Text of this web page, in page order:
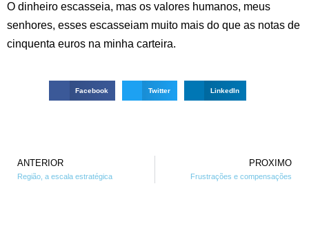
O dinheiro escasseia, mas os valores humanos, meus
senhores, esses escasseiam muito mais do que as notas de
cinquenta euros na minha carteira.
Facebook Twitter LinkedIn
ANTERIOR
Região, a escala estratégica
PROXIMO
Frustrações e compensações